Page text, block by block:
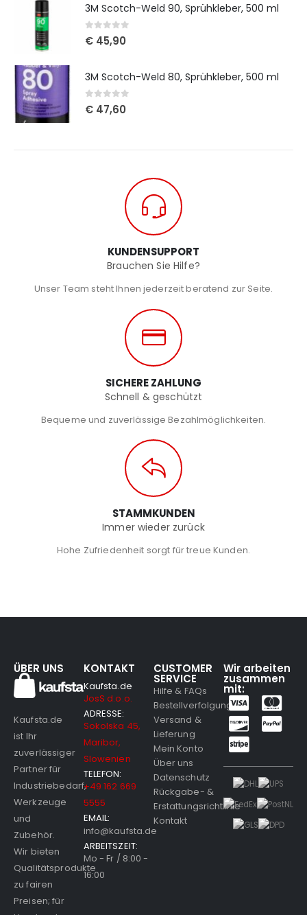
3M Scotch-Weld 90, Sprühkleber, 500 ml
0out of 5
€ 45,90
3M Scotch-Weld 80, Sprühkleber, 500 ml
0out of 5
€ 47,60
KUNDENSUPPORT
Brauchen Sie Hilfe?
Unser Team steht Ihnen jederzeit beratend zur Seite.
SICHERE ZAHLUNG
Schnell & geschützt
Bequeme und zuverlässige Bezahlmöglichkeiten.
STAMMKUNDEN
Immer wieder zurück
Hohe Zufriedenheit sorgt für treue Kunden.
ÜBER UNS
Kaufsta.de
ist Ihr
zuverlässiger
Partner für
Industriebedarf,
Werkzeuge
und
Zubehör.
Wir bieten
Qualitätsprodukte
zu fairen
Preisen; für
KONTAKT
Kaufsta.de
JosS d.o.o.
ADRESSE:
Sokolska 45,
Maribor,
Slowenien
TELEFON:
+49 162 669
5555
EMAIL:
info@kaufsta.de
ARBEITSZEIT:
Mo - Fr / 8:00 -
16:00
CUSTOMER
SERVICE
Hilfe & FAQs
Bestellverfolgung
Versand &
Lieferung
Mein Konto
Über uns
Datenschutz
Rückgabe- &
Erstattungsrichtlinie
Kontakt
Wir arbeiten
zusammen
mit: